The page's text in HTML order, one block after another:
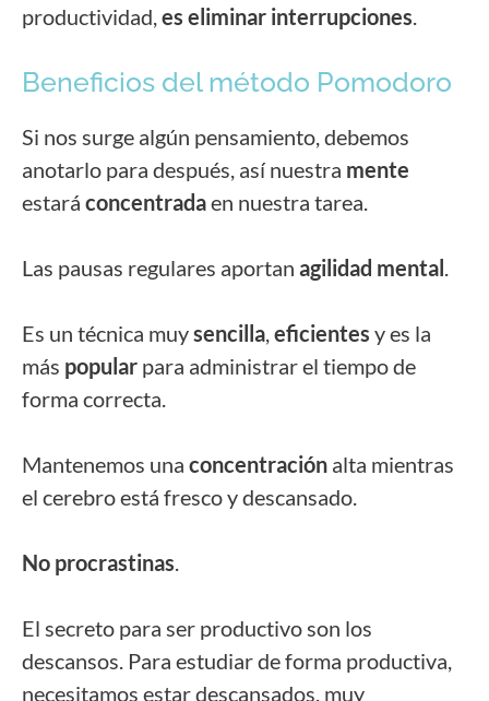
productividad,es eliminar interrupciones.
Beneficios del método Pomodoro
Si nos surge algún pensamiento, debemos
anotarlo para después, así nuestra mente
estará concentradaen nuestra tarea.
Las pausas regulares aportan agilidad mental.
Es un técnica muysencilla,eficientes y es la
más popular para administrar el tiempo de
forma correcta.
Mantenemos una concentración alta mientras
el cerebro está fresco y descansado.
No procrastinas.
El secreto para ser productivo son los
descansos. Para estudiar de forma productiva,
necesitamos estar descansados, muy